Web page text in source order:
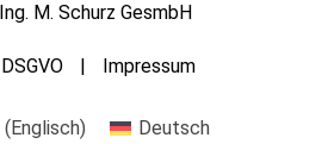
M. Schurz GesmbH
DSGVO Impressum
(Englisch) Deutsch